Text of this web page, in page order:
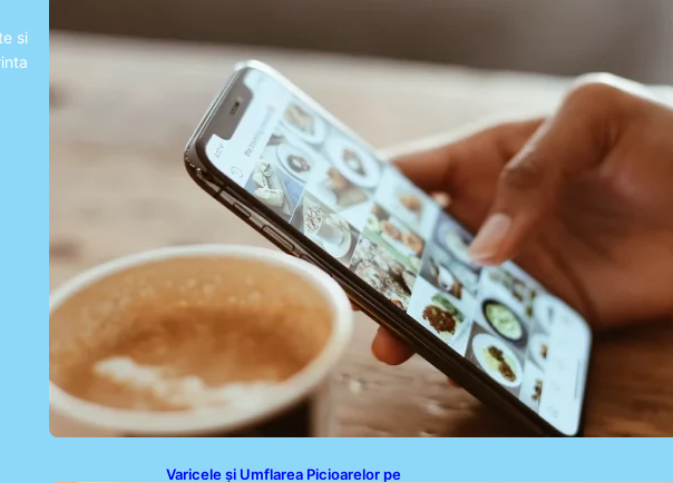
si
Varicele și Umflarea Picioarelor pe
Politica de Cookies
Contact